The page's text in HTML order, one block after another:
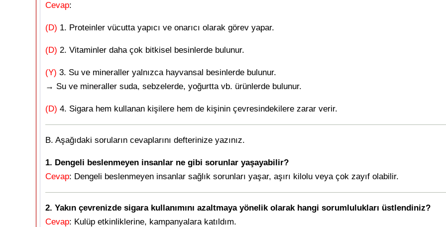
Cevap:
(D) 1. Proteinler vücutta yapıcı ve onarıcı olarak görev yapar.
(D) 2. Vitaminler daha çok bitkisel besinlerde bulunur.
(Y) 3. Su ve mineraller yalnızca hayvansal besinlerde bulunur.
→ Su ve mineraller suda, sebzelerde, yoğurtta vb. ürünlerde bulunur.
(D) 4. Sigara hem kullanan kişilere hem de kişinin çevresindekilere zarar verir.
B. Aşağıdaki soruların cevaplarını defterinize yazınız.
1. Dengeli beslenmeyen insanlar ne gibi sorunlar yaşayabilir?
Cevap: Dengeli beslenmeyen insanlar sağlık sorunları yaşar, aşırı kilolu veya çok zayıf olabilir.
2. Yakın çevrenizde sigara kullanımını azaltmaya yönelik olarak hangi sorumlulukları üstlendiniz?
Cevap: Kulüp etkinliklerine, kampanyalara katıldım.